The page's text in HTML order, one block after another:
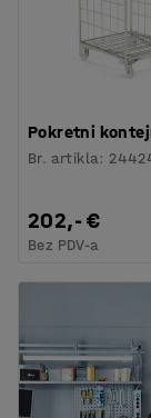
Pokretni
Br. artikla:
202,- €
Bez PDV-a